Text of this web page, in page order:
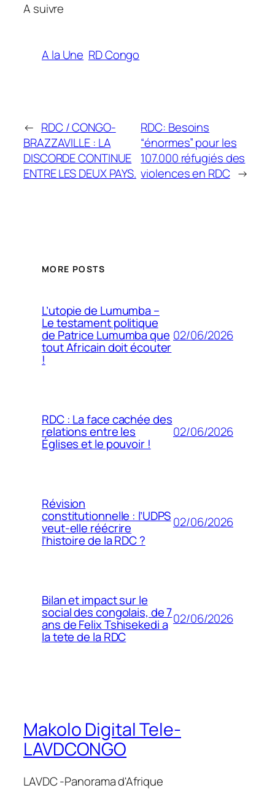
A suivre
A la Une RD Congo
← RDC / CONGO-
BRAZZAVILLE : LA
DISCORDE CONTINUE
ENTRE LES DEUX PAYS.
RDC: Besoins
“énormes” pour les
107.000 réfugiés des
violences en RDC →
MORE POSTS
L’utopie de Lumumba –
Le testament politique
de Patrice Lumumba que
tout Africain doit écouter
!
02/06/2026
RDC : La face cachée des
relations entre les
Églises et le pouvoir !
02/06/2026
Révision
constitutionnelle : l’UDPS
veut-elle réécrire
l’histoire de la RDC ?
02/06/2026
Bilan et impact sur le
social des congolais, de 7
ans de Felix Tshisekedi a
la tete de la RDC
02/06/2026
Makolo Digital Tele-
LAVDCONGO
LAVDC -Panorama d'Afrique